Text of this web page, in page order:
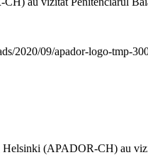
2020/09/apador-logo-tmp-
Helsinki (APADOR-CH) au